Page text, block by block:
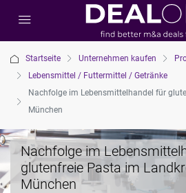
Startseite Unternehmen kaufen
Lebensmittel / Futtermittel / Getränke
Nachfolge im Lebensmittelhandel für
München
Nachfolge im
glutenfreie Pasta im
München